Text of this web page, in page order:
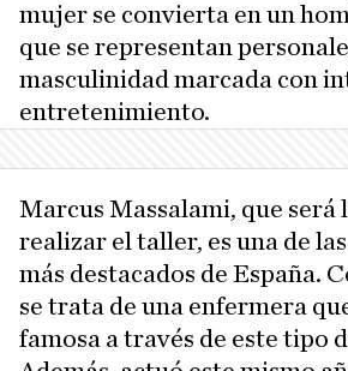
mujer se convierta en un
que se representan
masculinidad marcada con
entretenimiento.
Marcus Massalami, que será
realizar el taller, es una de las
más destacados de España.
se trata de una enfermera
famosa a través de este tipo